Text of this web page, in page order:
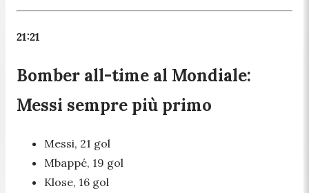
21:21
Bomber all-time al Mondiale:
Messi sempre più primo
Messi, 21 gol
Mbappé, 19 gol
Klose, 16 gol